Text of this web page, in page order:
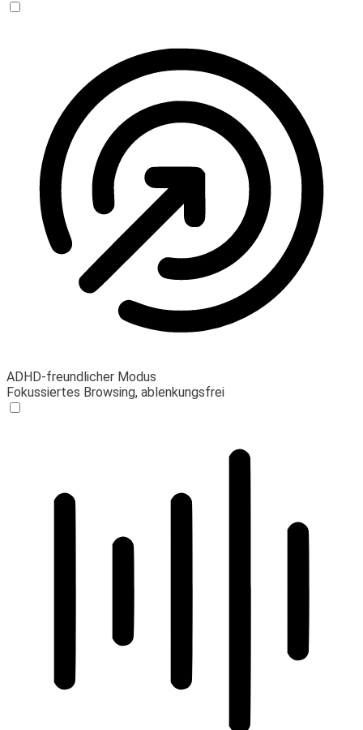
ADHD-freundlicher Modus
Fokussiertes Browsing, ablenkungsfrei